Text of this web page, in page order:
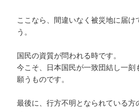
ここなら、間違いなく被災地に届け
う。
国民の資質が問われる時です。
今こそ、日本国民が一致団結し一刻
願うものです。
最後に、行方不明となられている方